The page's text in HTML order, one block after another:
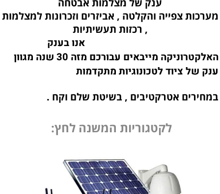
ענק של מצלמות אבטחה
מערכות צפייה והקלטה , אביזרים וזכרונות למצלמות
, רכזות תעשיתיות
אנו בענק
האלקטרוניקה מייבאים עבורכם מזה 30 שנה מגוון
ענק של ציוד לטכונוגיות מתקדמות
במחירים אטרקטיבים , בשיטת שלם וקח .
לקטגוריות המשנה לחץ: